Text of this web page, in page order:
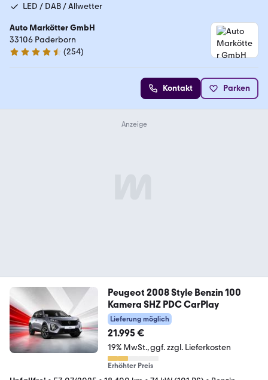
LED / DAB / Allwetter
Auto Markötter GmbH
33106 Paderborn
4.7 Sterne
(254)
Kontakt Parken
Peugeot 2008 Style Benzin 100
Kamera SHZ PDC CarPlay
Lieferung möglich
21.995 €
19% MwSt. ggf. zzgl. Lieferkosten
Erhöhter Preis